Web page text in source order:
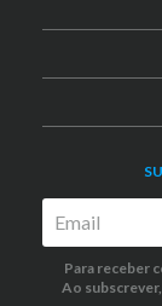
Para receber
Ao